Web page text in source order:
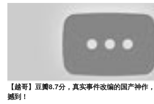
【越哥】豆瓣8.7分，真实事件改编的国产神作
撼到！